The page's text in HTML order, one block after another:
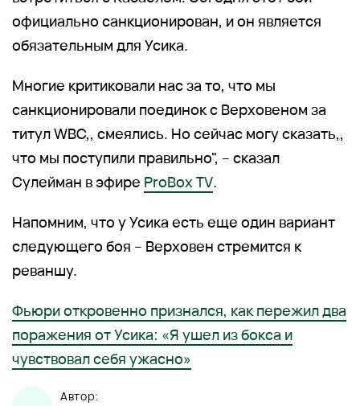
официально санкционирован, и он является
обязательным для Усика.
Многие критиковали нас за то, что мы
санкционировали поединок с Верховеном за
титул WBC,, смеялись. Но сейчас могу сказать,,
что мы поступили правильно", – сказал
Сулейман в эфире ProBox TV.
Напомним, что у Усика есть еще один вариант
следующего боя – Верховен стремится к
реваншу.
Фьюри откровенно признался, как пережил два
поражения от Усика: «Я ушел из бокса и
чувствовал себя ужасно»
Автор: